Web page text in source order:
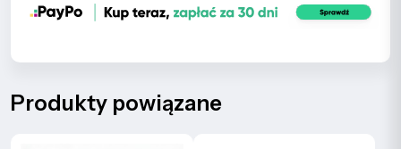
Produkty powiązane